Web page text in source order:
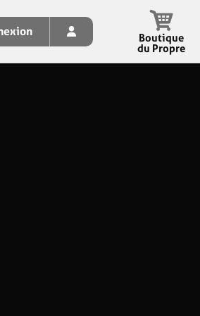
Boutique
du Propre